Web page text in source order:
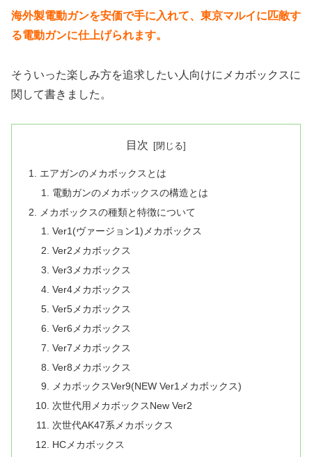
海外製電動ガンを安価で手に入れて、東京マルイに匹敵す
る電動ガンに仕上げられます。
そういった楽しみ方を追求したい人向けにメカボックスに
関して書きました。
目次
エアガンのメカボックスとは
電動ガンのメカボックスの構造とは
メカボックスの種類と特徴について
Ver1(ヴァージョン1)メカボックス
Ver2メカボックス
Ver3メカボックス
Ver4メカボックス
Ver5メカボックス
Ver6メカボックス
Ver7メカボックス
Ver8メカボックス
メカボックスVer9(NEW Ver1メカボックス)
次世代用メカボックスNew Ver2
次世代AK47系メカボックス
HCメカボックス